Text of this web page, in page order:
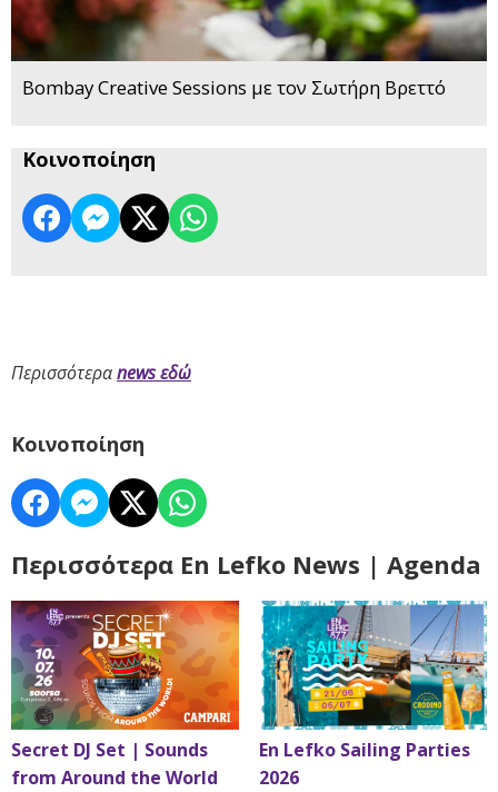
Bombay Creative Sessions με τον Σωτήρη Βρεττό
Κοινοποίηση
Περισσότεραnews εδώ
Κοινοποίηση
Περισσότερα En Lefko News | Agenda
Secret DJ Set | Sounds
from Around the World
En Lefko Sailing Parties
2026